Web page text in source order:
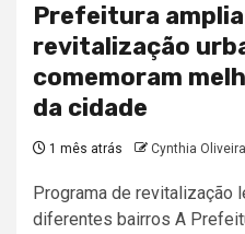
Prefeitura
revitalização
comemoram
da cidade
1 mês atrás Cynthia Oliveira
Programa de revitalização
diferentes bairros A